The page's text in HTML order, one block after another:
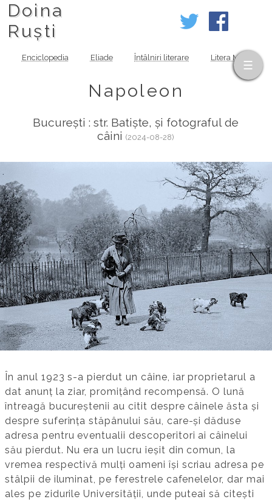
Doina
Ruști
Enciclopedia Eliade Întâlniri literare Litera MOV
Napoleon
București : str. Batiște, și fotograful de
câini(2024-08-28)
În anul 1923 s-a pierdut un câine, iar proprietarul a
dat anunț la ziar, promițând recompensă. O lună
întreagă bucureștenii au citit despre câinele ăsta și
despre suferința stăpânului său, care-și dăduse
adresa pentru eventualii descoperitori ai câinelui
său pierdut. Nu era un lucru ieșit din comun, la
vremea respectivă mulți oameni își scriau adresa pe
stâlpii de iluminat, pe ferestrele cafenelelor, dar mai
ales pe zidurile Universității, unde puteai să citești